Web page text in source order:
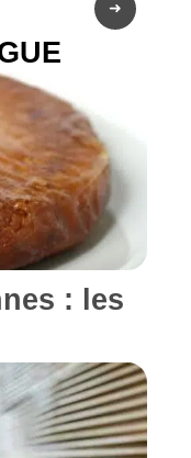
: les